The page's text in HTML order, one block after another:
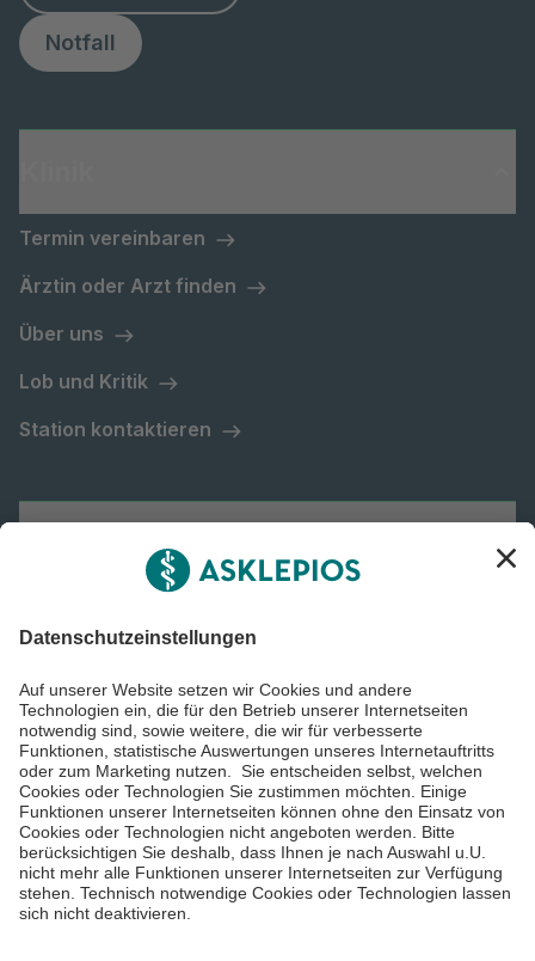
Notfall
Termin vereinbaren
Ärztin oder Arzt finden
Über uns
Lob und Kritik
Station kontaktieren
Asklepios Gruppe
Impressum